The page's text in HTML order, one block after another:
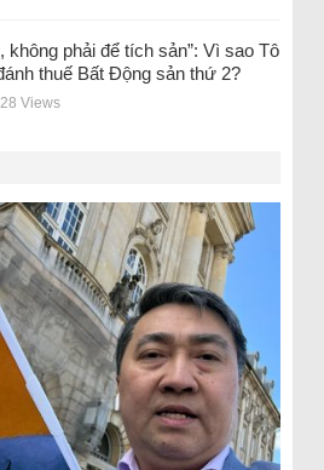
không phải để tích sản”: Vì sao Tô
thuế Bất Động sản thứ 2?
Views